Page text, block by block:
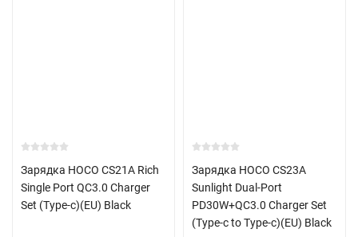
Зарядка HOCO CS21A Rich
Single Port QC3.0 Charger
Set (Type-c)(EU) Black
Зарядка HOCO CS23A
Sunlight Dual-Port
PD30W+QC3.0 Charger Set
(Type-c to Type-c)(EU) Black